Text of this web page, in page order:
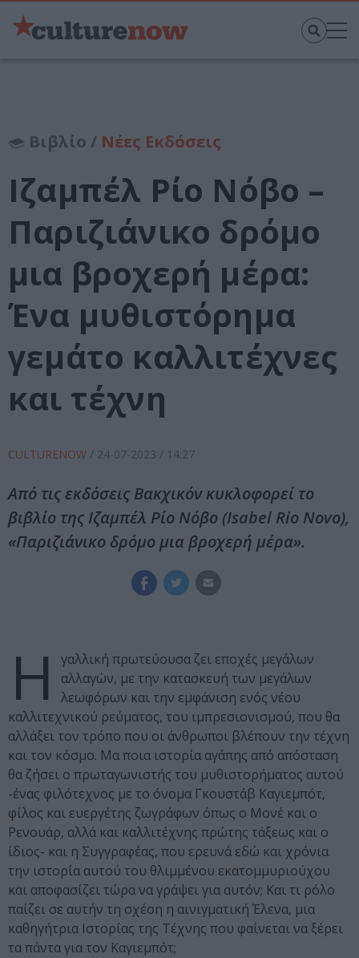
Βιβλίο / Νέες Εκδόσεις
Ιζαμπέλ Ρίο Νόβο –
Παριζιάνικο δρόμο
μια βροχερή μέρα:
Ένα μυθιστόρημα
γεμάτο καλλιτέχνες
και τέχνη
CULTURENOW / 24-07-2023 / 14:27
Από τις εκδόσεις Βακχικόν κυκλοφορεί το
βιβλίο της Ιζαμπέλ Ρίο Νόβο (Isabel Rio Novo),
«Παριζιάνικο δρόμο μια βροχερή μέρα».
Η
γαλλική πρωτεύουσα ζει εποχές μεγάλων
αλλαγών, με την κατασκευή των μεγάλων
λεωφόρων και την εμφάνιση ενός νέου
καλλιτεχνικού ρεύματος, του ιμπρεσιονισμού, που θα
αλλάξει τον τρόπο που οι άνθρωποι βλέπουν την τέχνη
και τον κόσμο. Μα ποια ιστορία αγάπης από απόσταση
θα ζήσει ο πρωταγωνιστής του μυθιστορήματος αυτού
-ένας φιλότεχνος με το όνομα Γκουστάβ Καγιεμπότ,
φίλος και ευεργέτης ζωγράφων όπως ο Μονέ και ο
Ρενουάρ, αλλά και καλλιτέχνης πρώτης τάξεως και ο
ίδιος- και η Συγγραφέας, που ερευνά εδώ και χρόνια
την ιστορία αυτού του θλιμμένου εκατομμυριούχου
και αποφασίζει τώρα να γράψει για αυτόν; Και τι ρόλο
παίζει σε αυτήν τη σχέση η αινιγματική Έλενα, μια
καθηγήτρια Ιστορίας της Τέχνης που φαίνεται να ξέρει
τα πάντα για τον Καγιεμπότ;